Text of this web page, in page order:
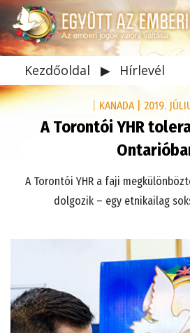
Kezdőoldal ▶ Hírlevél
KANADA 2019.
A Torontói YHR
A Torontói YHR a faji
dolgozik – egy etnikailag